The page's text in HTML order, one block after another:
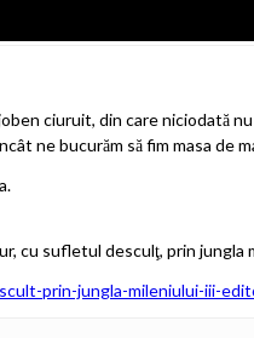
ciuruit, din care niciodată
ne bucurăm să fim masa de
cu sufletul desculţ, prin jungla
prin-jungla-mileniului-iii-